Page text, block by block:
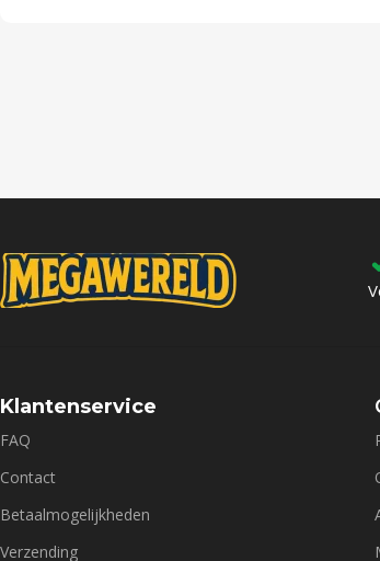
Klantenservice
FAQ
Contact
Betaalmogelijkheden
Verzending